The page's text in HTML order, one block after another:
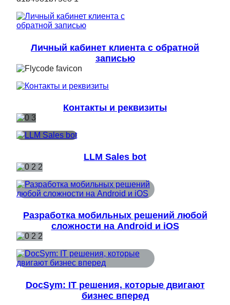
Личный кабинет клиента с обратной
записью
Контакты и реквизиты
LLM Sales bot
Разработка мобильных решений любой
сложности на Android и iOS
DocSym: IT решения, которые двигают
бизнес вперед